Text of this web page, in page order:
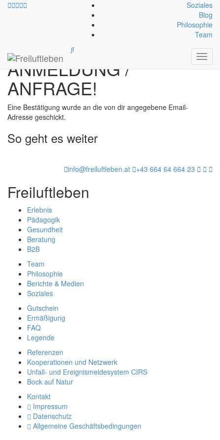
Soziales
Blog
Philosophie
Team
DANKE FÜR DEINE
ANMELDUNG /
ANFRAGE!
Eine Bestätigung wurde an die von dir angegebene Email-
Adresse geschickt.
So geht es weiter
info@freiluftleben.at +43 664 64 664 23
Freiluftleben
Erlebnis
Pädagogik
Gesundheit
Beratung
B2B
Team
Philosophie
Berichte & Medien
Soziales
Gutschein
Ermäßigung
FAQ
Legende
Referenzen
Kooperationen und Netzwerk
Unfall- und Ereignismeldesystem CIRS
Bock auf Natur
Kontakt
Impressum
Datenschutz
Allgemeine Geschäftsbedingungen